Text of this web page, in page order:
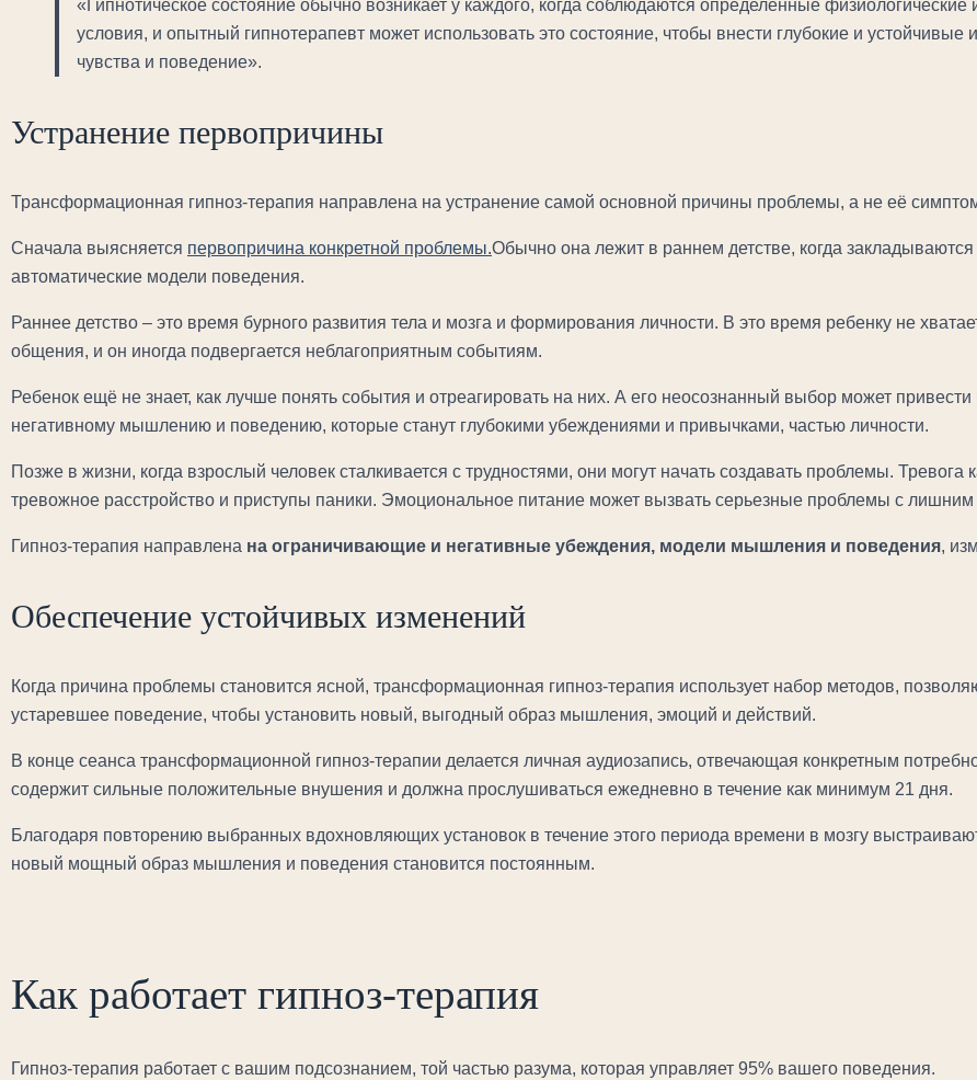
«Гипнотическое состояние обычно возникает у каждого, когда соблюдаются определенные физиологические
условия, и опытный гипнотерапевт может использовать это состояние, чтобы внести глубокие и
чувства и поведение».
Устранение первопричины
Трансформационная гипноз-терапия направлена на устранение самой основной причины проблемы, а не её
Сначала выясняется первопричина конкретной проблемы.Обычно она лежит в раннем детстве, когда
автоматические модели поведения.
Раннее детство – это время бурного развития тела и мозга и формирования личности. В это время ребенку не
общения, и он иногда подвергается неблагоприятным событиям.
Ребенок ещё не знает, как лучше понять события и отреагировать на них. А его неосознанный выбор может привести
негативному мышлению и поведению, которые станут глубокими убеждениями и привычками, частью личности.
Позже в жизни, когда взрослый человек сталкивается с трудностями, они могут начать создавать проблемы. Тревога
тревожное расстройство и приступы паники. Эмоциональное питание может вызвать серьезные проблемы с
Гипноз-терапия направлена на ограничивающие и негативные убеждения, модели мышления и поведения,
Обеспечение устойчивых изменений
Когда причина проблемы становится ясной, трансформационная гипноз-терапия использует набор методов,
устаревшее поведение, чтобы установить новый, выгодный образ мышления, эмоций и действий.
В конце сеанса трансформационной гипноз-терапии делается личная аудиозапись, отвечающая конкретным
содержит сильные положительные внушения и должна прослушиваться ежедневно в течение как минимум 21 дня.
Благодаря повторению выбранных вдохновляющих установок в течение этого периода времени в мозгу
новый мощный образ мышления и поведения становится постоянным.
Как работает гипноз-терапия
Гипноз-терапия работает с вашим подсознанием, той частью разума, которая управляет 95% вашего поведения.